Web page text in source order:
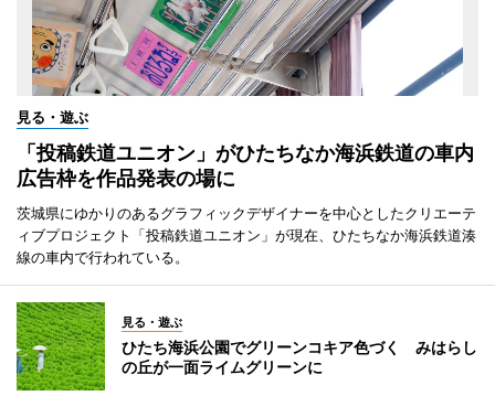
見る・遊ぶ
「投稿鉄道ユニオン」がひたちなか海浜鉄道の車内
広告枠を作品発表の場に
茨城県にゆかりのあるグラフィックデザイナーを中心としたクリエーテ
ィブプロジェクト「投稿鉄道ユニオン」が現在、ひたちなか海浜鉄道湊
線の車内で行われている。
見る・遊ぶ
ひたち海浜公園でグリーンコキア色づく みはらし
の丘が一面ライムグリーンに